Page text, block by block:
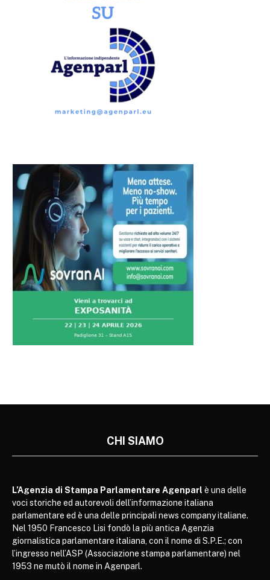
CHI SIAMO
L’Agenzia di Stampa Parlamentare Agenparl è una delle
voci storiche ed autorevoli dell’informazione italiana
parlamentare ed è una delle principali news company italiane.
Nel 1950 Francesco Lisi fondò la più antica Agenzia
giornalistica parlamentare italiana, con il nome di S.P.E.; con
l’ingresso nell’ASP (Associazione stampa parlamentare) nel
1953 ne mutò il nome in Agenparl.